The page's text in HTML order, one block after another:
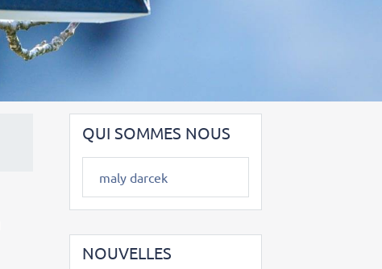
QUI SOMMES NOUS
maly darcek
NOUVELLES